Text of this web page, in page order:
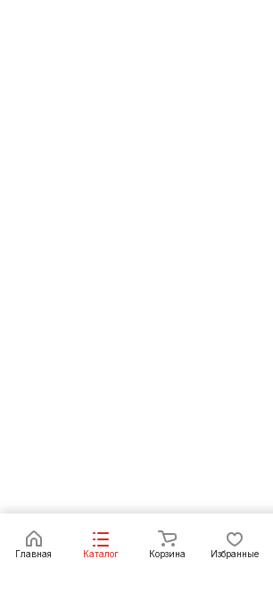
В корзину
Главная Каталог Корзина Избранные